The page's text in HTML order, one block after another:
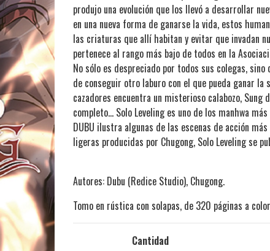
produjo una evolución que los llevó a desarrollar
en una nueva forma de ganarse la vida, estos
las criaturas que allí habitan y evitar que invadan
pertenece al rango más bajo de todos en la
No sólo es despreciado por todos sus colegas,
de conseguir otro laburo con el que pueda ganar
cazadores encuentra un misterioso calabozo,
completo… Solo Leveling es uno de los manhwa
DUBU ilustra algunas de las escenas de acción
ligeras producidas por Chugong, Solo Leveling se
Autores: Dubu (Redice Studio), Chugong.
Tomo en rústica con solapas, de 320 páginas a
Cantidad